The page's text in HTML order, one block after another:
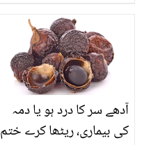
جانیئے اس کے وہ فوائد جو
جان کر آپ بھی یہ کڑوا
گھونٹ پینے پر بھی مجبور
ہو جائیں گے
آدھے سر کا درد ہو یا دمہ
کی بیماری، ریٹھا کرے ختم